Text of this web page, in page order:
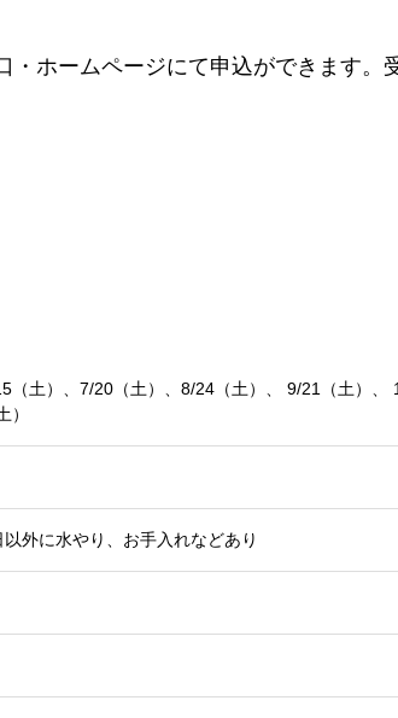
ホームページにて申込ができます。
（土）、7/20（土）、8/24（土）、 9/21（土）、
外に水やり、お手入れなどあり